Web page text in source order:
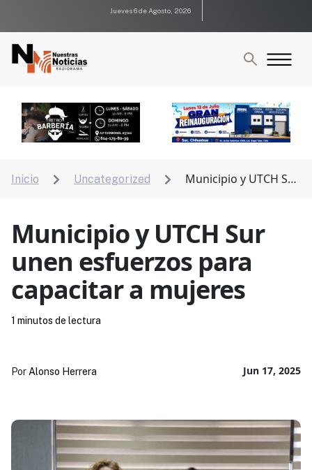
Jueves 6 de Agosto, 2026
Inicio  Uncategorized 
Municipio y UTCH Sur
Municipio y UTCH Sur
unen esfuerzos para
capacitar a mujeres
Jun 17, 2025
Por Alonso Herrera
1 minutos de lectura